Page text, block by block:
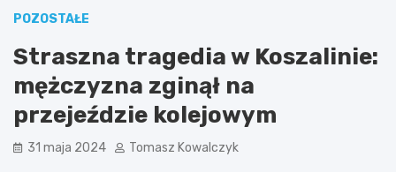
POZOSTAŁE
Straszna tragedia w Koszalinie:
mężczyzna zginął na
przejeździe kolejowym
31 maja 2024 Tomasz Kowalczyk